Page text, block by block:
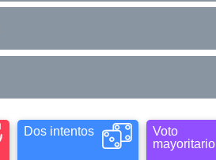
Dos intentos
Voto
mayoritario